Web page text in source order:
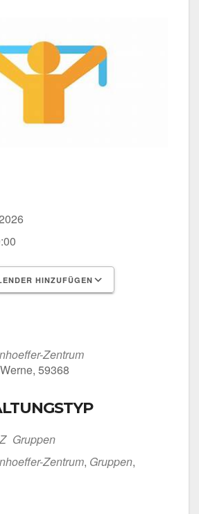
HINZUFÜGEN
Zentrum
59368
Grup­pen
Zentrum, Grup­pen,